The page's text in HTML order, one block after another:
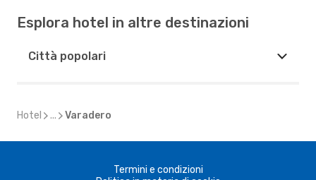
Esplora hotel in altre destinazioni
Città popolari
Hotel ... Varadero
Termini e condizioni